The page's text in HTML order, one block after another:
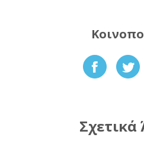
Share
Σχετικά